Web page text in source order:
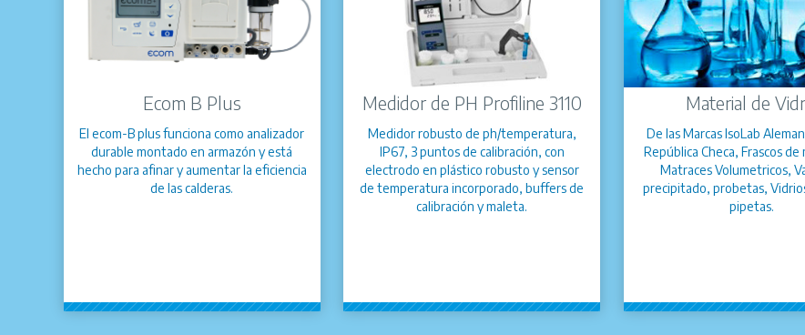
Ecom B Plus
El ecom-B plus funciona como analizador
durable montado en armazón y está
hecho para afinar y aumentar la eficiencia
de las calderas.
Medidor de PH Profiline 3110
Medidor robusto de ph/temperatura,
IP67, 3 puntos de calibración, con
electrodo en plástico robusto y sensor
de temperatura incorporado, buffers de
calibración y maleta.
Material de
De las Marcas IsoLab
República Checa, Frascos
Matraces Volumetricos,
precipitado, probetas,
pipetas.